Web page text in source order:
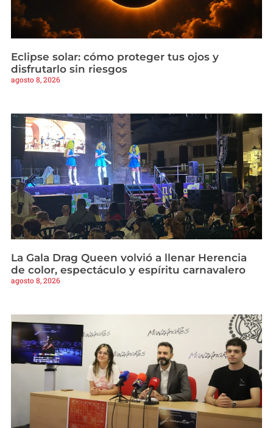
Eclipse solar: cómo proteger tus ojos y
disfrutarlo sin riesgos
agosto 8, 2026
La Gala Drag Queen volvió a llenar Herencia
de color, espectáculo y espíritu carnavalero
agosto 8, 2026